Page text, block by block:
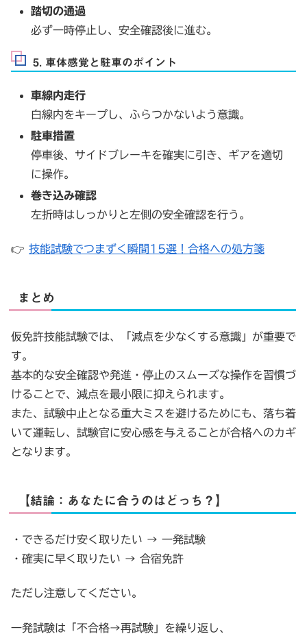
踏切の通過
必ず一時停止し、安全確認後に進む。
5. 車体感覚と駐車のポイント
車線内走行
白線内をキープし、ふらつかないよう意識。
駐車措置
停車後、サイドブレーキを確実に引き、ギアを適切
に操作。
巻き込み確認
左折時はしっかりと左側の安全確認を行う。
👉 技能試験でつまずく瞬間15選！合格への処方箋
まとめ
仮免許技能試験では、「減点を少なくする意識」が重要で
す。
基本的な安全確認や発進・停止のスムーズな操作を習慣づ
けることで、減点を最小限に抑えられます。
また、試験中止となる重大ミスを避けるためにも、落ち着
いて運転し、試験官に安心感を与えることが合格へのカギ
となります。
【結論：あなたに合うのはどっち？】
・できるだけ安く取りたい → 一発試験
・確実に早く取りたい → 合宿免許
ただし注意してください。
一発試験は「不合格→再試験」を繰り返し、